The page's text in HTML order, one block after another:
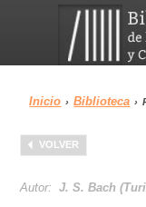
Menu
Biblioteca
Inicio › Biblioteca ›
VOLVER
Autor:J. S. Bach